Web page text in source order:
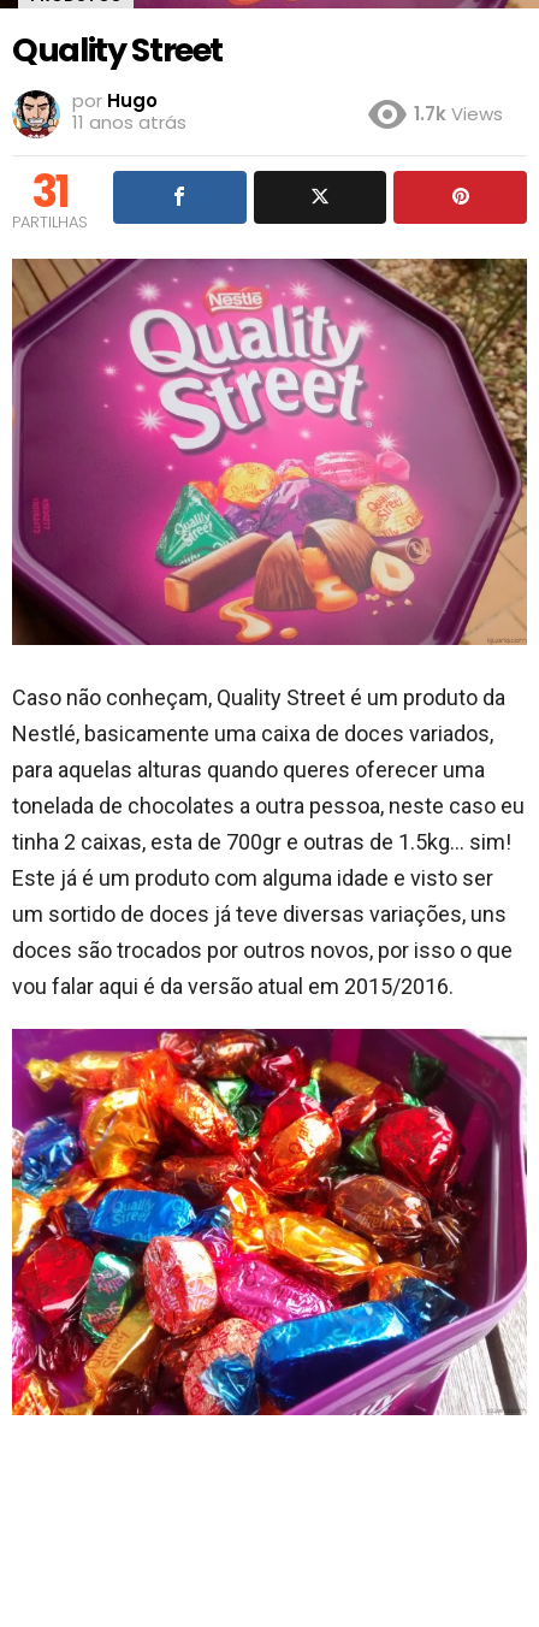
Quality Street
por Hugo
11 anos atrás
1.7kViews
31
PARTILHAS
Caso não conheçam, Quality Street é um produto da
Nestlé, basicamente uma caixa de doces variados,
para aquelas alturas quando queres oferecer uma
tonelada de chocolates a outra pessoa, neste caso eu
tinha 2 caixas, esta de 700gr e outras de 1.5kg… sim!
Este já é um produto com alguma idade e visto ser
um sortido de doces já teve diversas variações, uns
doces são trocados por outros novos, por isso o que
vou falar aqui é da versão atual em 2015/2016.